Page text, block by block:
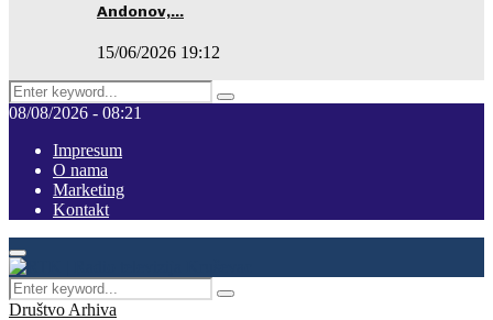
Andonov,…
15/06/2026 19:12
Search
for:
Pretraga
08/08/2026 - 08:21
Impresum
O nama
Marketing
Kontakt
Facebook
Instagram
Youtube
Primary
Menu
Search
for:
Pretraga
Društvo Arhiva